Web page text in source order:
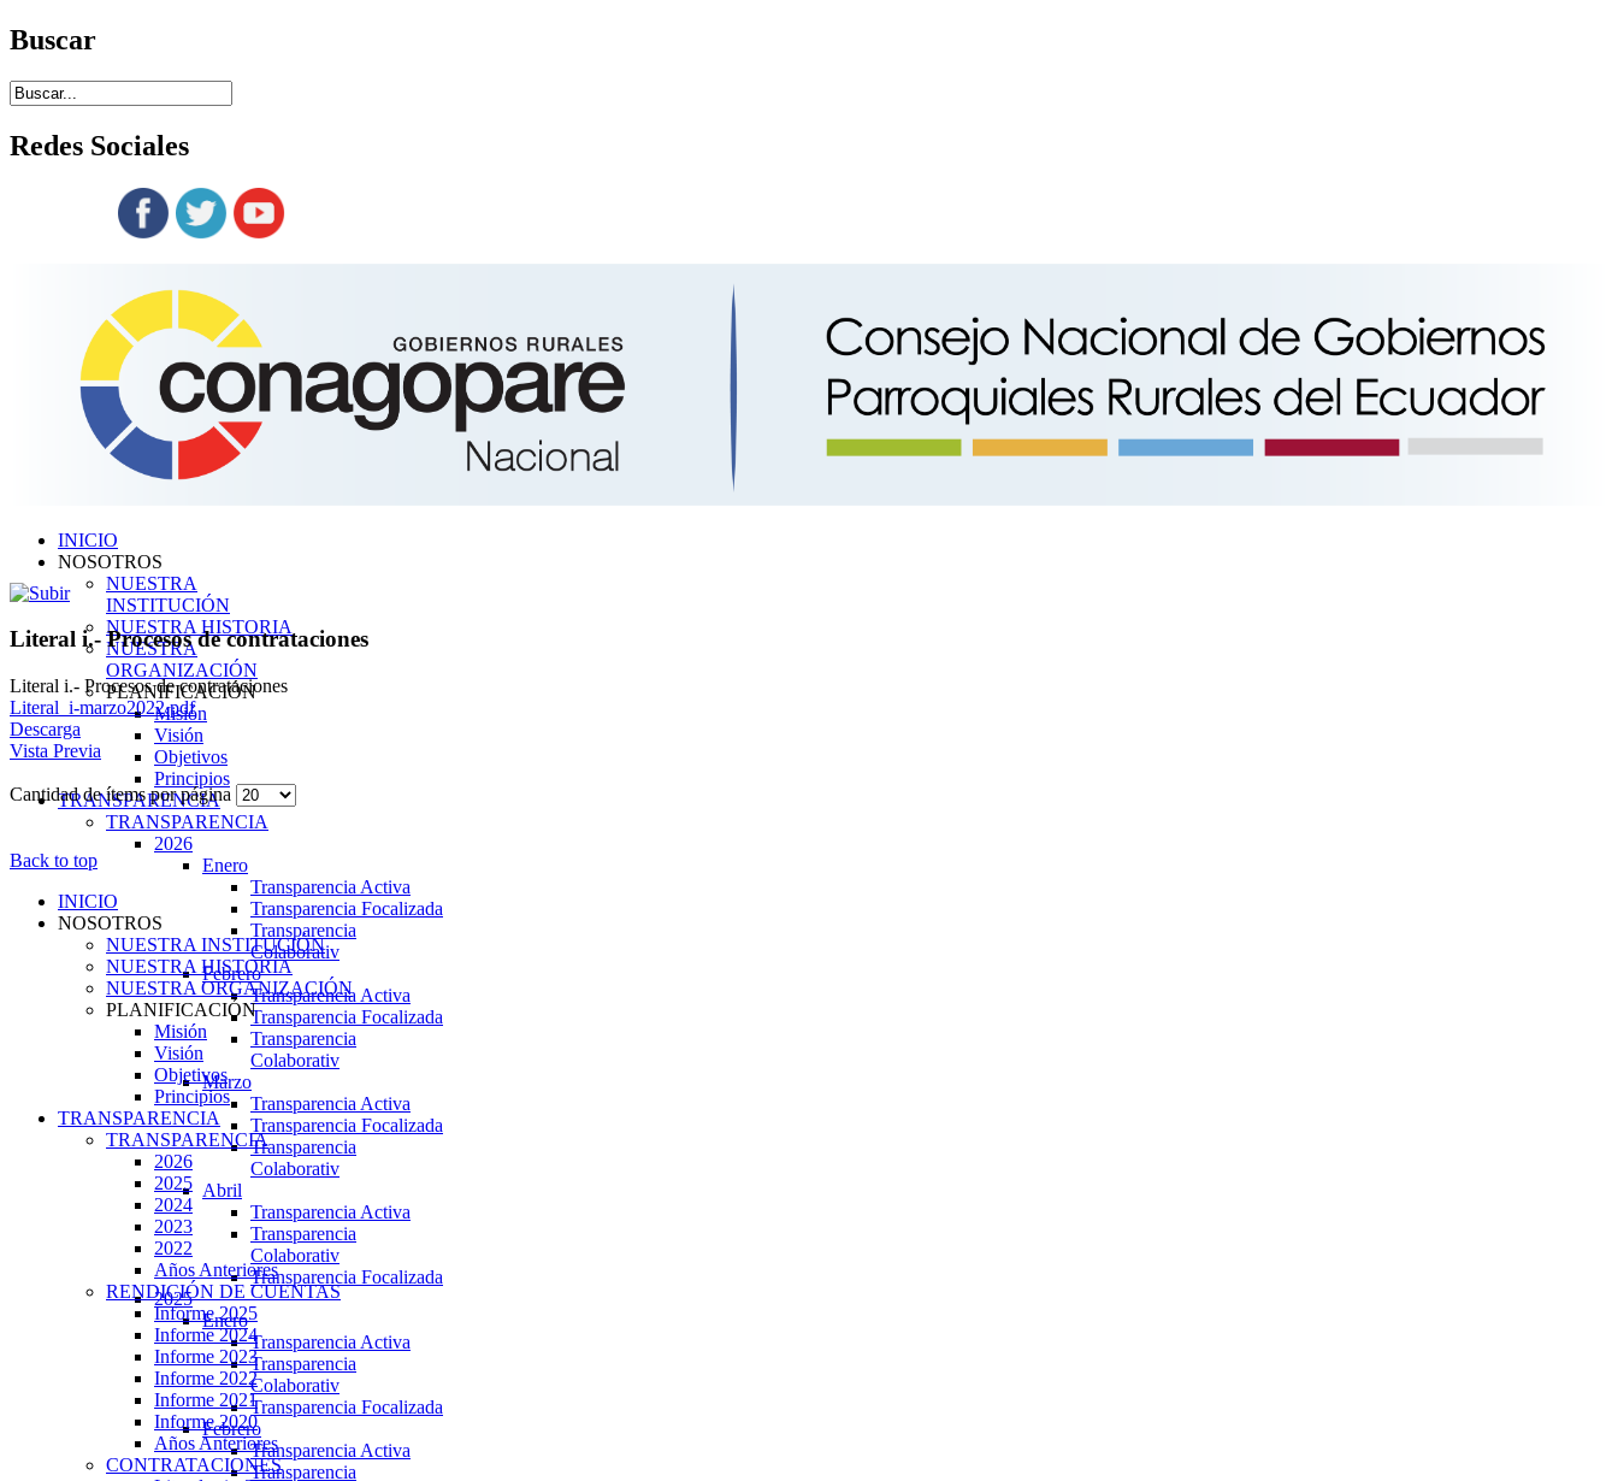
Buscar
Redes Sociales
INICIO
NOSOTROS
NUESTRA
INSTITUCIÓN
NUESTRA HISTORIA
NUESTRA
ORGANIZACIÓN
PLANIFICACIÓN
Misión
Visión
Objetivos
Principios
TRANSPARENCIA
TRANSPARENCIA
2026
Enero
Transparencia Activa
Transparencia Focalizada
Transparencia
Colaborativ
Febrero
Transparencia Activa
Transparencia Focalizada
Transparencia
Colaborativ
Marzo
Transparencia Activa
Transparencia Focalizada
Transparencia
Colaborativ
Abril
Transparencia Activa
Transparencia
Colaborativ
Transparencia Focalizada
2025
Enero
Transparencia Activa
Transparencia
Colaborativ
Transparencia Focalizada
Febrero
Transparencia Activa
Transparencia
Literal i.- Procesos de contrataciones
Literal i.- Procesos de contrataciones
Literal_i-marzo2022.pdf
Descarga
Vista Previa
Cantidad de ítems por página
Back to top
INICIO
NOSOTROS
NUESTRA INSTITUCIÓN
NUESTRA HISTORIA
NUESTRA ORGANIZACIÓN
PLANIFICACIÓN
Misión
Visión
Objetivos
Principios
TRANSPARENCIA
TRANSPARENCIA
2026
2025
2024
2023
2022
Años Anteriores
RENDICIÓN DE CUENTAS
Informe 2025
Informe 2024
Informe 2023
Informe 2022
Informe 2021
Informe 2020
Años Anteriores
CONTRATACIONES